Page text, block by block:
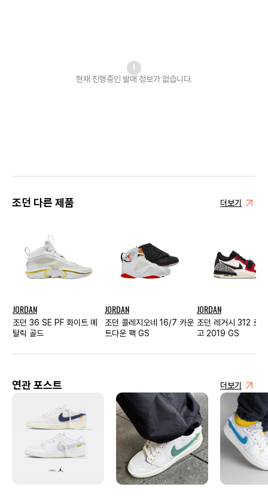
현재 진행중인 발매 정보가 없습니다.
조던 다른 제품 더보기
JORDAN
조던 36 SE PF 화이트 메
탈릭 골드
JORDAN
조던 콜레지오네 16/7 카운
트다운 팩 GS
JORDAN
조던 레거시 312 로
고 2019 GS
연관 포스트 더보기